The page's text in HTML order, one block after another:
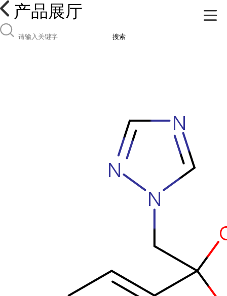
产品展厅
搜索